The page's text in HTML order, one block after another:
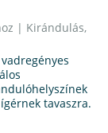
| Kirándulás,
tavaszra.